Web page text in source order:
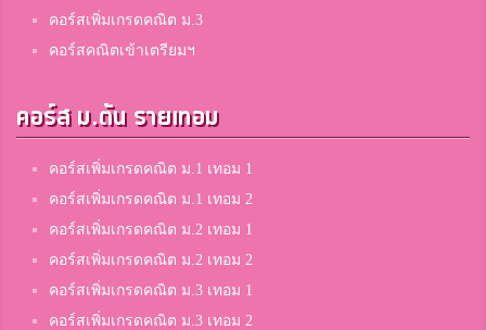
คอร์สเพิ่มเกรดคณิต ม.3
คอร์สคณิตเข้าเตรียมฯ
คอร์ส ม.ต้น รายเทอม
คอร์สเพิ่มเกรดคณิต ม.1 เทอม 1
คอร์สเพิ่มเกรดคณิต ม.1 เทอม 2
คอร์สเพิ่มเกรดคณิต ม.2 เทอม 1
คอร์สเพิ่มเกรดคณิต ม.2 เทอม 2
คอร์สเพิ่มเกรดคณิต ม.3 เทอม 1
คอร์สเพิ่มเกรดคณิต ม.3 เทอม 2